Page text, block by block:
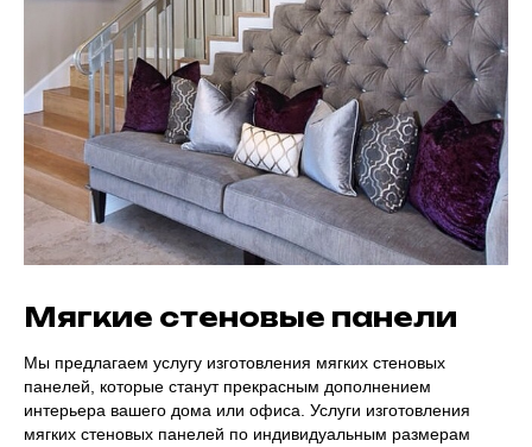
Мягкие стеновые панели
Мы предлагаем услугу изготовления мягких стеновых
панелей, которые станут прекрасным дополнением
интерьера вашего дома или офиса. Услуги изготовления
мягких стеновых панелей по индивидуальным размерам